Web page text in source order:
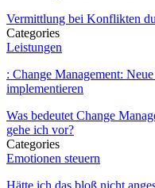
Vermittlung bei Konflikten
Categories
Leistungen
: Change Management:
implementieren
Was bedeutet Change
gehe ich vor?
Categories
Emotionen steuern